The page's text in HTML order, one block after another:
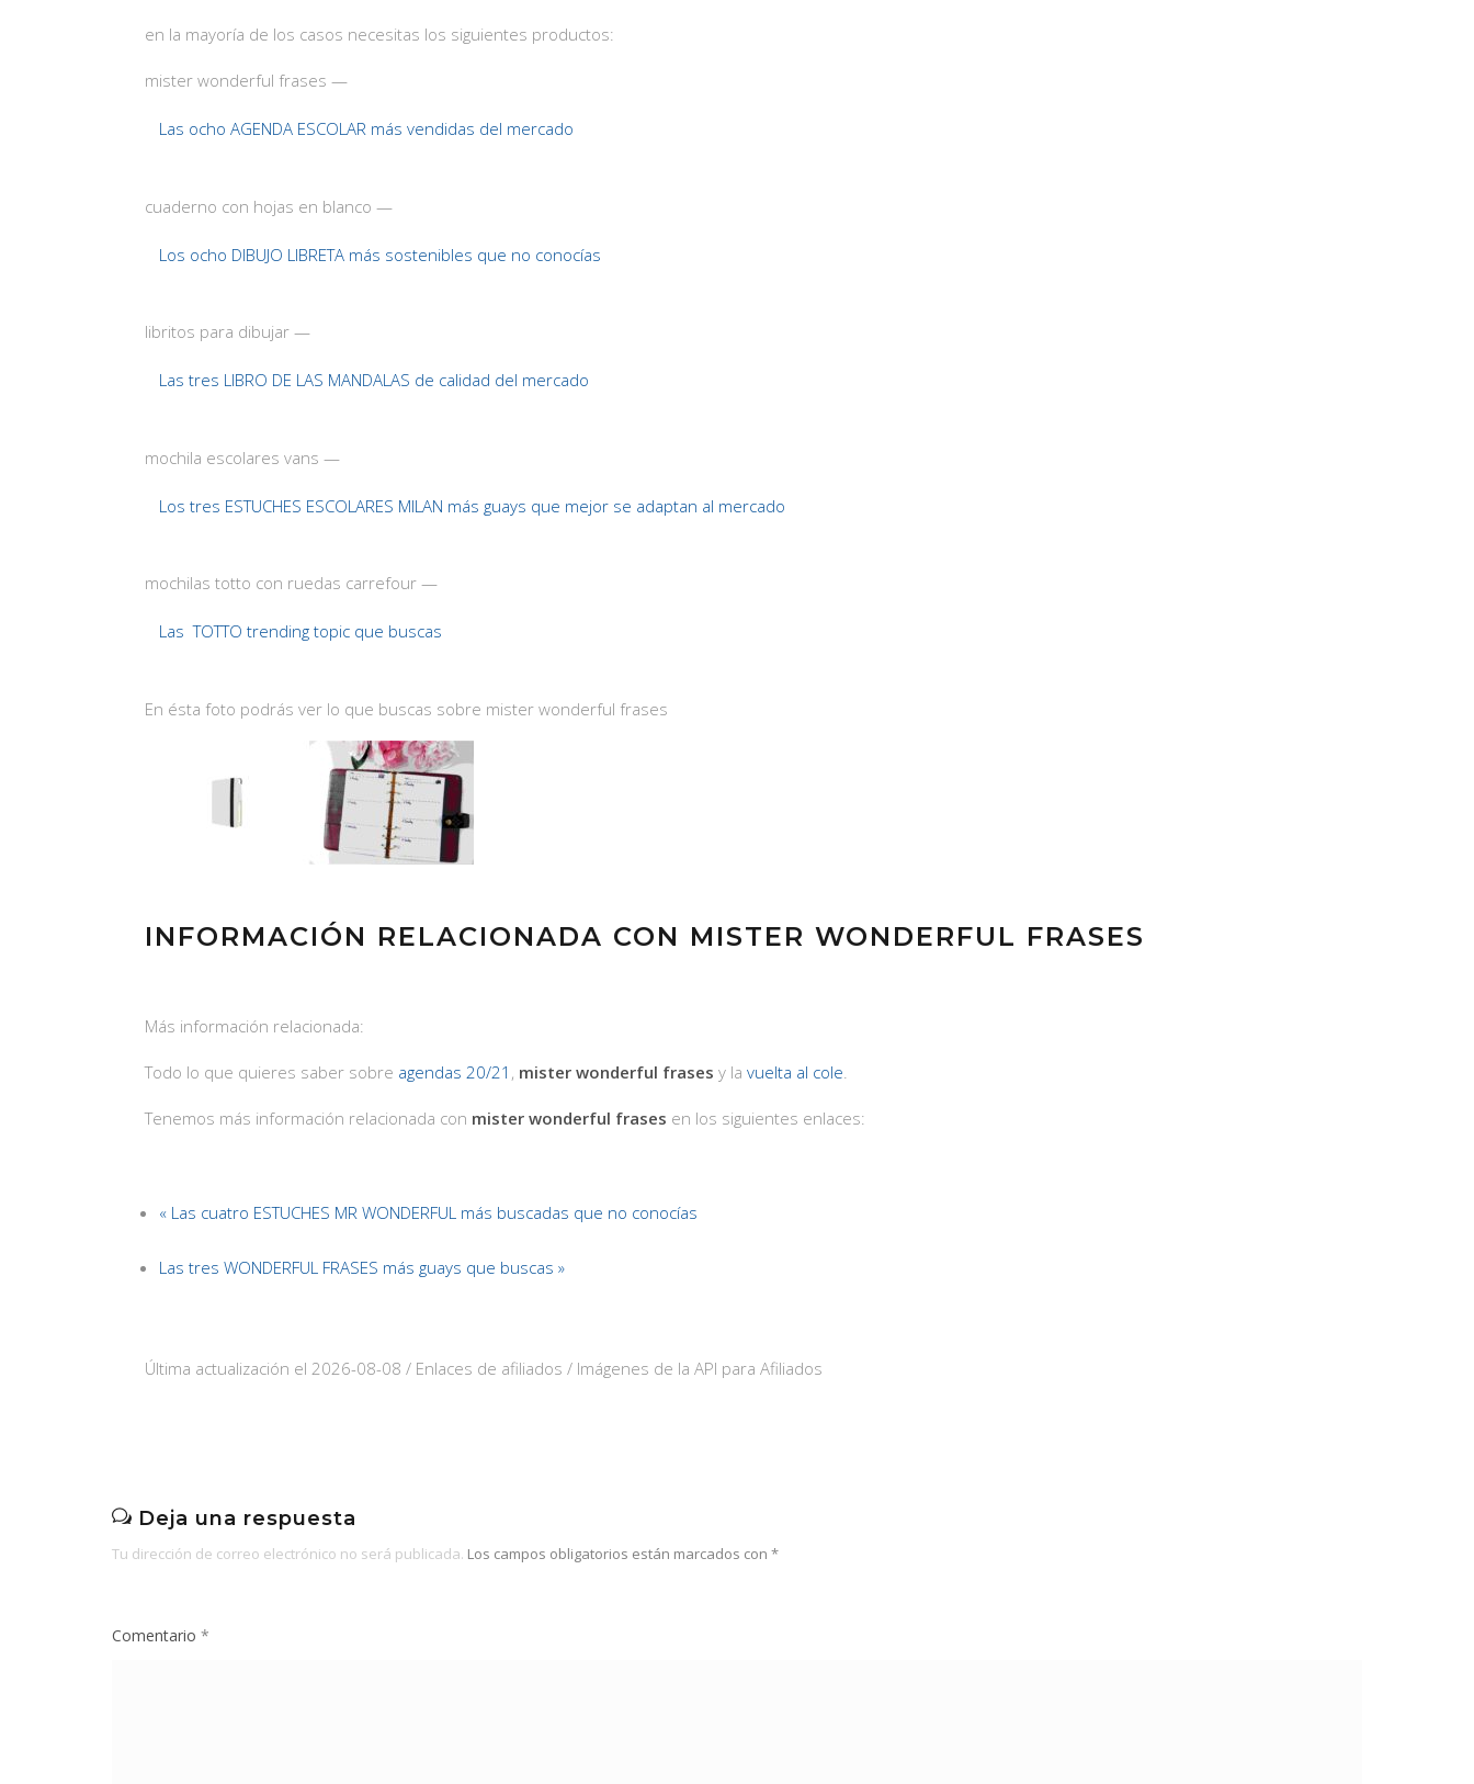
en la mayoría de los casos necesitas los siguientes productos:
mister wonderful frases —
Las ocho AGENDA ESCOLAR más vendidas del mercado
cuaderno con hojas en blanco —
Los ocho DIBUJO LIBRETA más sostenibles que no conocías
libritos para dibujar —
Las tres LIBRO DE LAS MANDALAS de calidad del mercado
mochila escolares vans —
Los tres ESTUCHES ESCOLARES MILAN más guays que mejor se adaptan al mercado
mochilas totto con ruedas carrefour —
Las TOTTO trending topic que buscas
En ésta foto podrás ver lo que buscas sobre mister wonderful frases
INFORMACIÓN RELACIONADA CON MISTER WONDERFUL FRASES
Más información relacionada:
Todo lo que quieres saber sobre agendas 20/21 , mister wonderful frases y la vuelta al cole
Tenemos más información relacionada con mister wonderful frases en los siguientes enlaces:
« Las cuatro ESTUCHES MR WONDERFUL más buscadas que no conocías
Las tres WONDERFUL FRASES más guays que buscas »
Última actualización el 2026-08-08 / Enlaces de afiliados / Imágenes de la API para Afiliados
Deja una respuesta
Tu dirección de correo electrónico no será publicada. Los campos obligatorios están marcados con *
Comentario *